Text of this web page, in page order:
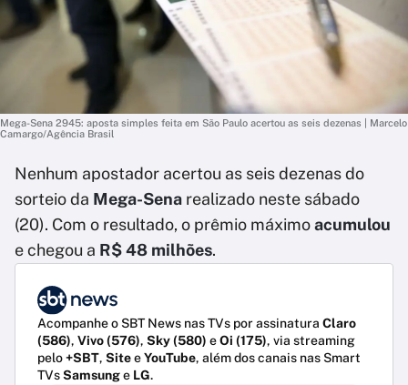
Mega-Sena 2945: aposta simples feita em São Paulo acertou as seis dezenas | Marcelo
Camargo/Agência Brasil
Nenhum apostador acertou as seis dezenas do
sorteio da Mega-Sena realizado neste sábado
(20). Com o resultado, o prêmio máximoacumulou
e chegou a R$ 48 milhões.
Acompanhe o SBT News nas TVs por assinatura Claro
(586), Vivo (576), Sky (580) eOi (175), via streaming
pelo+SBT, SiteeYouTube, além dos canais nas Smart
TVsSamsunge LG.